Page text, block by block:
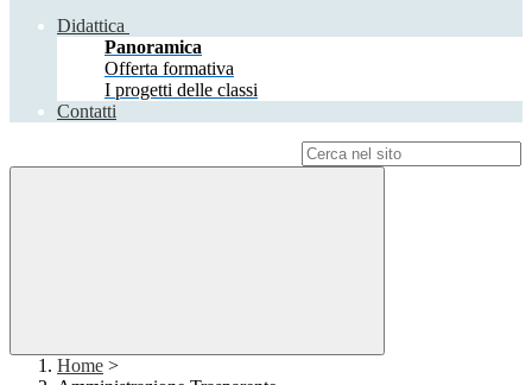
Didattica
Panoramica
Offerta formativa
I progetti delle classi
Contatti
Home >